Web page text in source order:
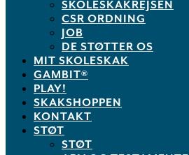
SKOLESKAKREJSEN
CSR ORDNING
JOB
DE STØTTER OS
MIT SKOLESKAK
GAMBIT®
PLAY!
SKAKSHOPPEN
KONTAKT
STØT
STØT